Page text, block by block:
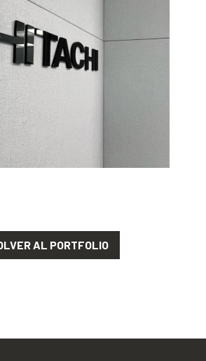
AL PORTFOLIO